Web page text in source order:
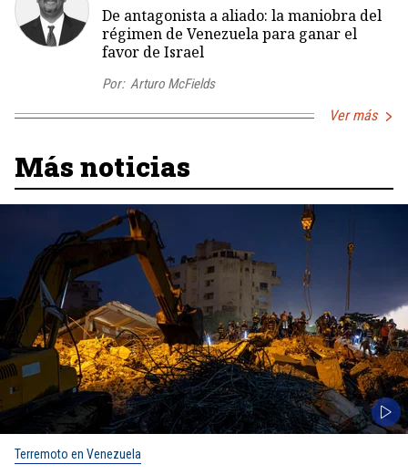
De antagonista a aliado: la maniobra del
régimen de Venezuela para ganar el
favor de Israel
Por: Arturo McFields
Ver más
Más noticias
Terremoto en Venezuela